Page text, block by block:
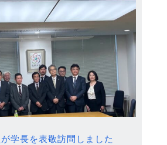
学長を表敬訪問しました